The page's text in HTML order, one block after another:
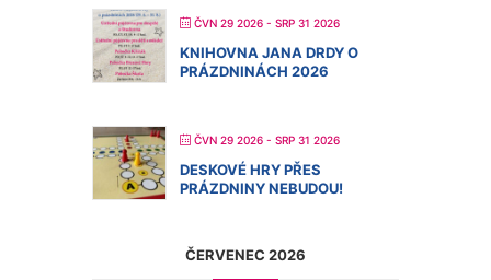
ČVN 29 2026 - SRP 31 2026
KNIHOVNA JANA DRDY O
PRÁZDNINÁCH 2026
ČVN 29 2026 - SRP 31 2026
DESKOVÉ HRY PŘES
PRÁZDNINY NEBUDOU!
ČERVENEC 2026